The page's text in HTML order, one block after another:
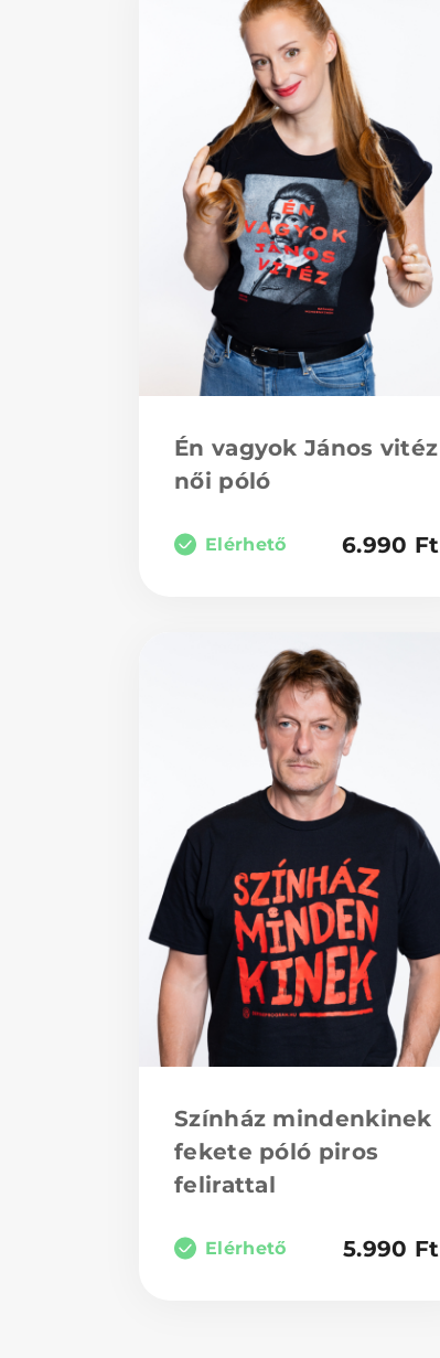
Én vagyok János vitéz
női póló
Elérhető 6.990 Ft
Színház mindenkinek
fekete póló piros
felirattal
Elérhető 5.990 Ft